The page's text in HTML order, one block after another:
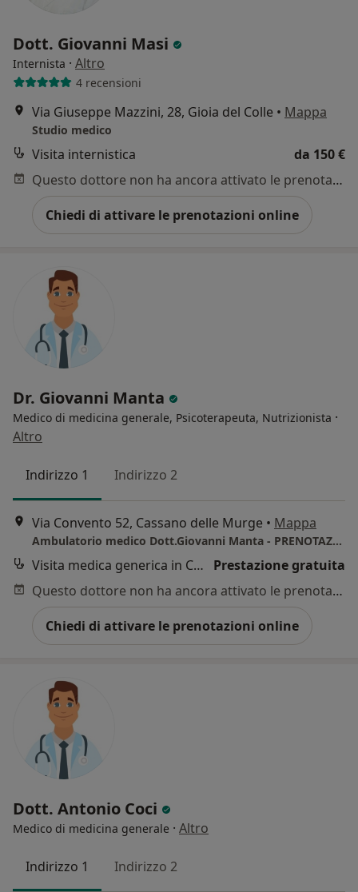
Dott. Giovanni Masi
Internista · Altro
4 recensioni
Via Giuseppe Mazzini, 28, Gioia del Colle • Mappa
Studio medico
Visita internistica
da 150 €
Questo dottore non ha ancora attivato le prenotazioni online presso questo indirizzo.
Chiedi di attivare le prenotazioni online
Dr. Giovanni Manta
Medico di medicina generale, Psicoterapeuta, Nutrizionista ·
Altro
Indirizzo 1 Indirizzo 2
Via Convento 52, Cassano delle Murge • Mappa
Ambulatorio medico Dott.Giovanni Manta - PRENOTAZIONI PER I PAZIENTI
Visita medica generica in CONVENZIONE
Prestazione gratuita
Questo dottore non ha ancora attivato le prenotazioni online presso questo indirizzo.
Chiedi di attivare le prenotazioni online
Dott. Antonio Coci
Medico di medicina generale · Altro
Indirizzo 1 Indirizzo 2